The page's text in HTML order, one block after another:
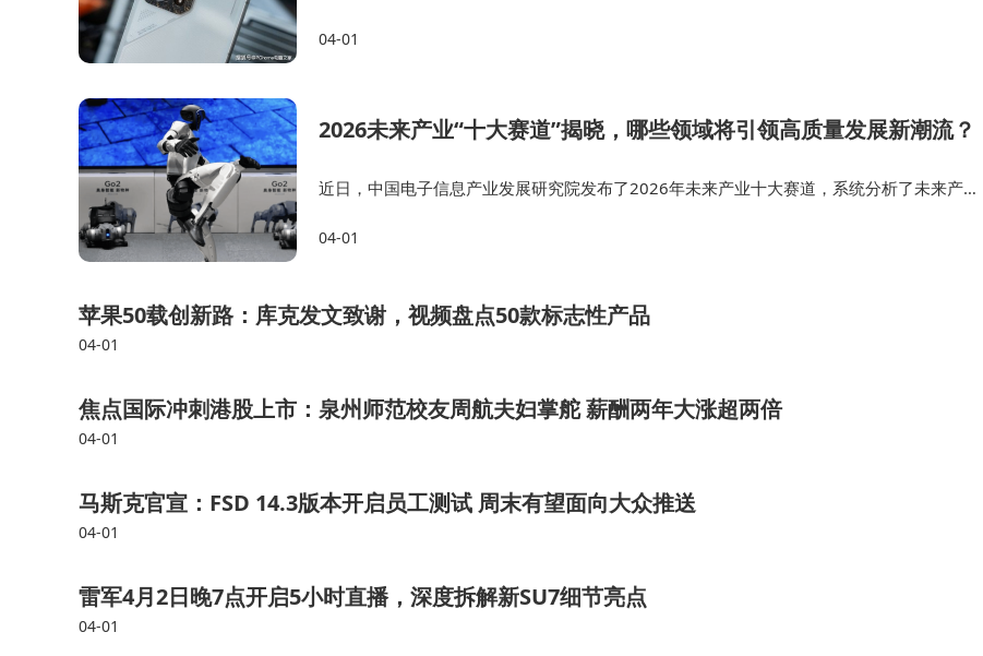
发。通过建立覆盖产品全生命周期的质量管控体系，确保每款产品既符合行业标准，又能满足家长对安全性与教
o让不少用户养成了背面朝…
04-01
2026未来产业“十大赛道”揭晓，哪些领域将引领高质量发展新潮流？
近日，中国电子信息产业发展研究院发布了2026年未来产业十大赛道，系统分析了未来产业
道。 作为未来清洁能源的重要发展方向，…
04-01
苹果50载创新路：库克发文致谢，视频盘点50款标志性产品
04-01
焦点国际冲刺港股上市：泉州师范校友周航夫妇掌舵 薪酬两年大涨超两倍
04-01
马斯克官宣：FSD 14.3版本开启员工测试 周末有望面向大众推送
04-01
雷军4月2日晚7点开启5小时直播，深度拆解新SU7细节亮点
04-01